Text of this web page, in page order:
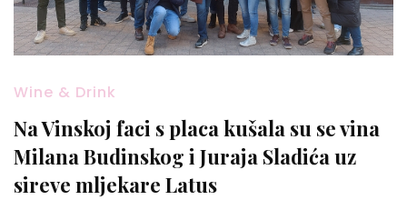
Wine & Drink
Na Vinskoj faci s placa kušala su se vina
Milana Budinskog i Juraja Sladića uz
sireve mljekare Latus